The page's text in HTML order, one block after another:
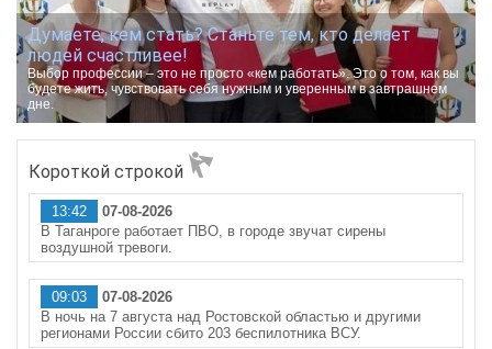
Думаете, кем стать? Станьте тем, кто делает
людей счастливее!
Выбор профессии – это не просто «кем работать». Это о том, как вы
будете жить, чувствовать себя нужным и уверенным в завтрашнем
дне.
Короткой строкой
13:42
07-08-2026
В Таганроге работает ПВО, в городе звучат сирены
воздушной тревоги.
09:03
07-08-2026
В ночь на 7 августа над Ростовской областью и другими
регионами России сбито 203 беспилотника ВСУ.